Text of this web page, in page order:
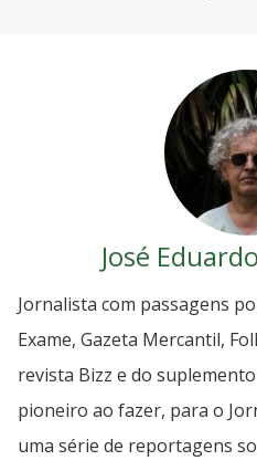
José
Jornalista com passagens
Exame, Gazeta Mercantil,
revista Bizz e do
pioneiro ao fazer, para o
uma série de reportagens